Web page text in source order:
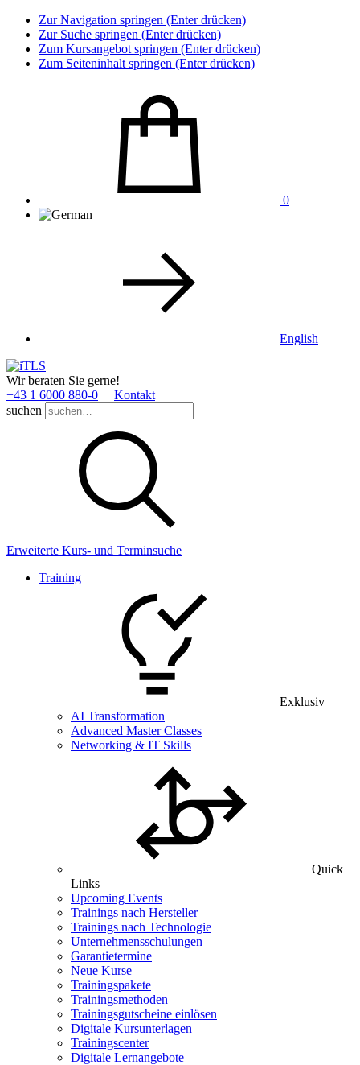
Zur Navigation springen (Enter drücken)
Zur Suche springen (Enter drücken)
Zum Kursangebot springen (Enter drücken)
Zum Seiteninhalt springen (Enter drücken)
0
English
Wir beraten Sie gerne!
+43 1 6000 880­-0
Kontakt
suchen
Erweiterte Kurs- und Terminsuche
Training
Exklusiv
AI Transformation
Advanced Master Classes
Networking & IT Skills
Quick
Links
Upcoming Events
Trainings nach Hersteller
Trainings nach Technologie
Unternehmensschulungen
Garantietermine
Neue Kurse
Trainingspakete
Trainingsmethoden
Trainingsgutscheine einlösen
Digitale Kursunterlagen
Trainingscenter
Digitale Lernangebote